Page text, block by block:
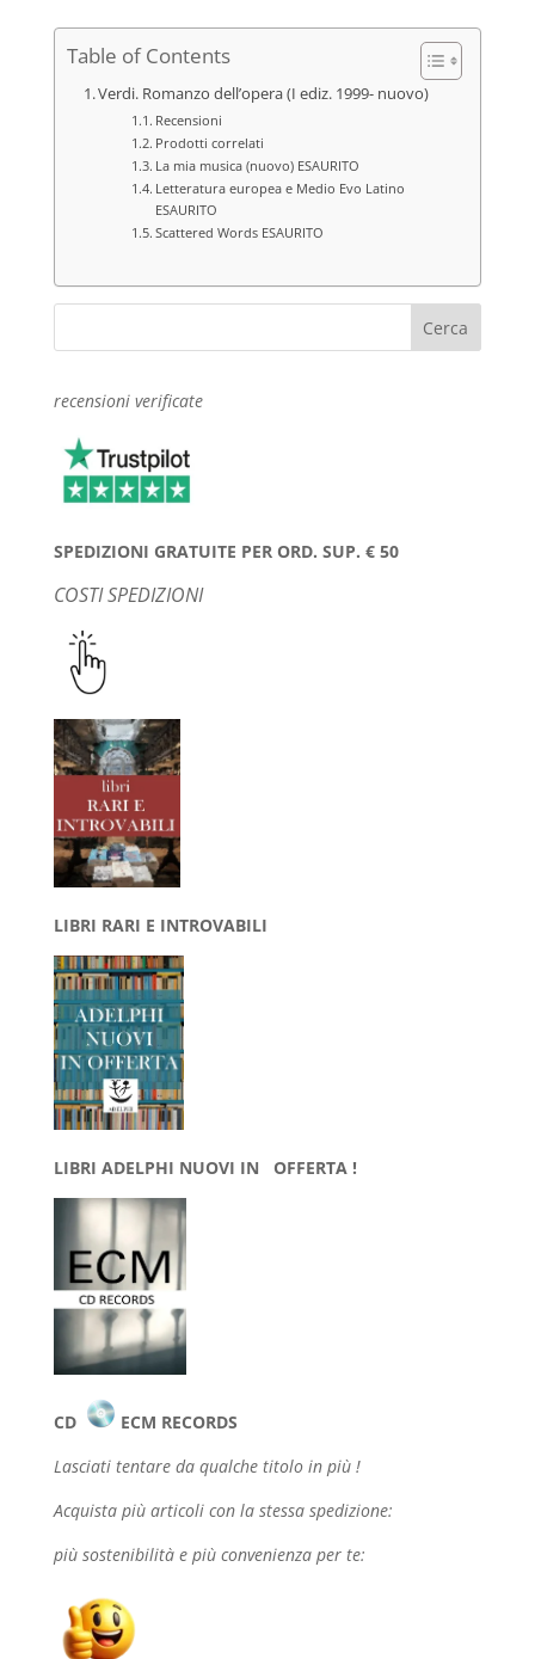
Table of Contents
Verdi. Romanzo dell’opera (I ediz. 1999- nuovo)
Recensioni
Prodotti correlati
La mia musica (nuovo) ESAURITO
Letteratura europea e Medio Evo Latino
ESAURITO
Scattered Words ESAURITO
recensioni verificate
SPEDIZIONI GRATUITE PER ORD. SUP. € 50
COSTI SPEDIZIONI
LIBRI RARI E INTROVABILI
LIBRI ADELPHI NUOVI IN OFFERTA !
CD
ECM RECORDS
Lasciati tentare da qualche titolo in più !
Acquista più articoli con la stessa spedizione:
più sostenibilità e più convenienza per te: